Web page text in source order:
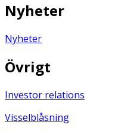
Nyheter
Nyheter
Övrigt
Investor relations
Visselblåsning